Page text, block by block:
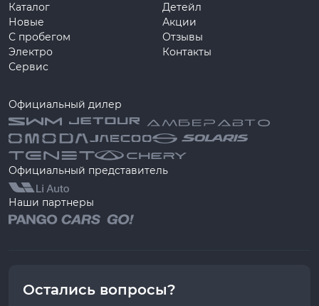
Каталог
Новые
С пробегом
Электро
Сервис
Детейл
Акции
Отзывы
Контакты
Официальный дилер
Официальный представитель
Наши партнеры
Остались вопросы?